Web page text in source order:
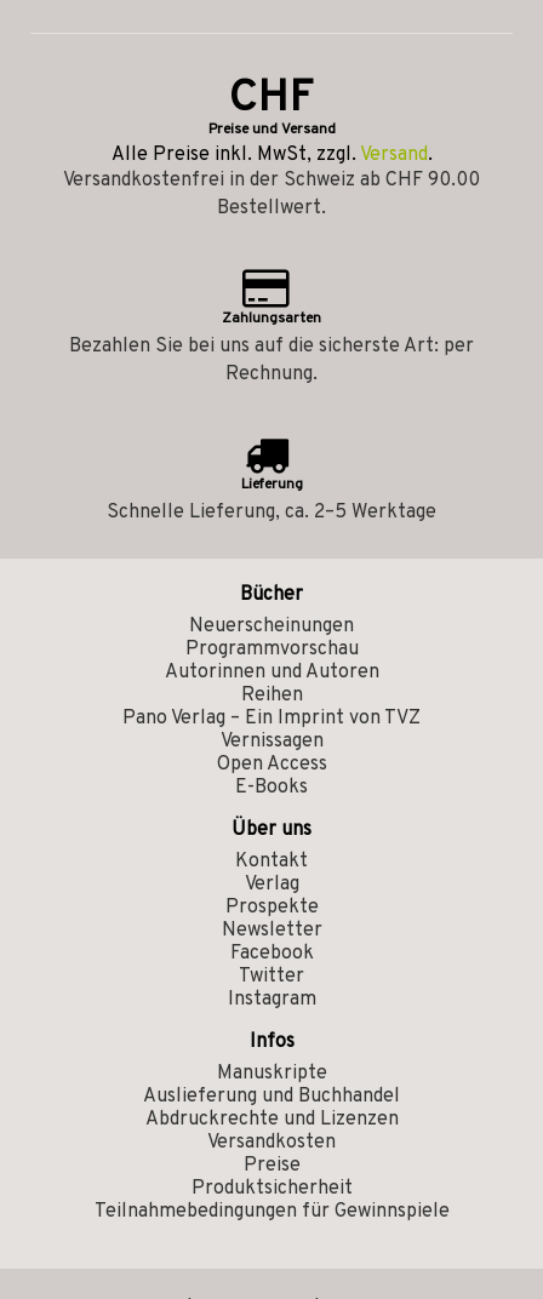
CHF
Preise und Versand
Alle Preise inkl. MwSt, zzgl. Versand.
Versandkostenfrei in der Schweiz ab CHF 90.00
Bestellwert.
Zahlungsarten
Bezahlen Sie bei uns auf die sicherste Art: per
Rechnung.
Lieferung
Schnelle Lieferung, ca. 2–5 Werktage
Bücher
Neuerscheinungen
Programmvorschau
Autorinnen und Autoren
Reihen
Pano Verlag – Ein Imprint von TVZ
Vernissagen
Open Access
E-Books
Über uns
Kontakt
Verlag
Prospekte
Newsletter
Facebook
Twitter
Instagram
Infos
Manuskripte
Auslieferung und Buchhandel
Abdruckrechte und Lizenzen
Versandkosten
Preise
Produktsicherheit
Teilnahmebedingungen für Gewinnspiele